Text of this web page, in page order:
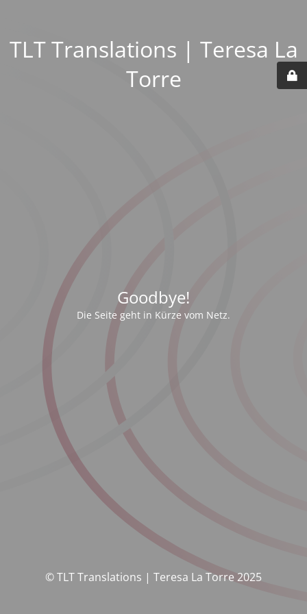
TLT Translations | Teresa La
Torre
Goodbye!
Die Seite geht in Kürze vom Netz.
© TLT Translations | Teresa La Torre 2025